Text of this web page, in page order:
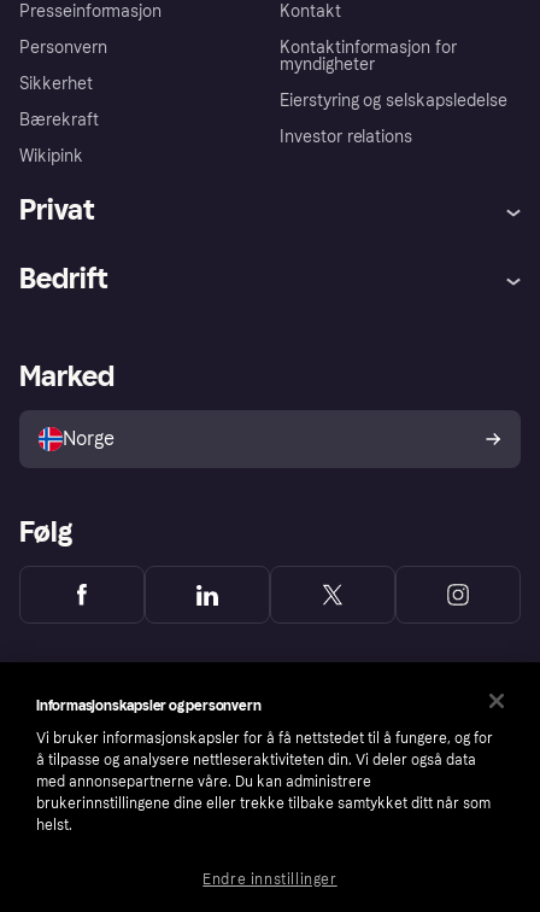
Presseinformasjon
Personvern
Sikkerhet
Bærekraft
Wikipink
Kontakt
Kontaktinformasjon for
myndigheter
Eierstyring og selskapsledelse
Investor relations
Privat
Utforsk butikker
Bedrift
Merchant portal
Marked
Norge
Følg
Informasjonskapsler og personvern
Vi bruker informasjonskapsler for å få nettstedet til å fungere, og for
å tilpasse og analysere nettleseraktiviteten din. Vi deler også data
med annonsepartnerne våre. Du kan administrere
brukerinnstillingene dine eller trekke tilbake samtykket ditt når som
helst.
Endre innstillinger